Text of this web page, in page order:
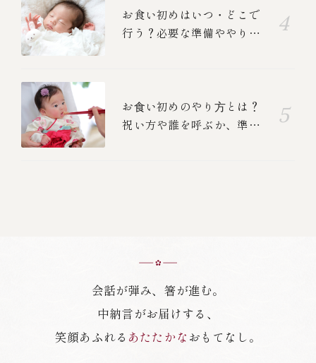
お食い初めはいつ・どこで
行う？必要な準備ややり
お⾷い初めのやり⽅とは？
祝い方や誰を呼ぶか、準
会話が弾み、箸が進む。
中納言がお届けする、
笑顔あふれる あたたかな おもてなし。